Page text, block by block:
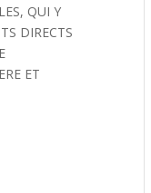
QUI Y
DIRECTS
ET